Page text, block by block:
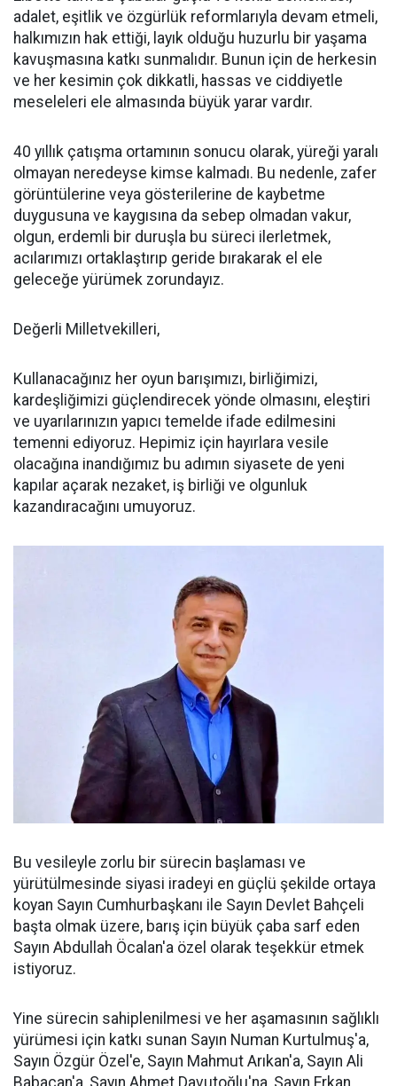
adalet, eşitlik ve özgürlük reformlarıyla devam etmeli,
halkımızın hak ettiği, layık olduğu huzurlu bir yaşama
kavuşmasına katkı sunmalıdır. Bunun için de herkesin
ve her kesimin çok dikkatli, hassas ve ciddiyetle
meseleleri ele almasında büyük yarar vardır.
40 yıllık çatışma ortamının sonucu olarak, yüreği yaralı
olmayan neredeyse kimse kalmadı. Bu nedenle, zafer
görüntülerine veya gösterilerine de kaybetme
duygusuna ve kaygısına da sebep olmadan vakur,
olgun, erdemli bir duruşla bu süreci ilerletmek,
acılarımızı ortaklaştırıp geride bırakarak el ele
geleceğe yürümek zorundayız.
Değerli Milletvekilleri,
Kullanacağınız her oyun barışımızı, birliğimizi,
kardeşliğimizi güçlendirecek yönde olmasını, eleştiri
ve uyarılarınızın yapıcı temelde ifade edilmesini
temenni ediyoruz. Hepimiz için hayırlara vesile
olacağına inandığımız bu adımın siyasete de yeni
kapılar açarak nezaket, iş birliği ve olgunluk
kazandıracağını umuyoruz.
Bu vesileyle zorlu bir sürecin başlaması ve
yürütülmesinde siyasi iradeyi en güçlü şekilde ortaya
koyan Sayın Cumhurbaşkanı ile Sayın Devlet Bahçeli
başta olmak üzere, barış için büyük çaba sarf eden
Sayın Abdullah Öcalan'a özel olarak teşekkür etmek
istiyoruz.
Yine sürecin sahiplenilmesi ve her aşamasının sağlıklı
yürümesi için katkı sunan Sayın Numan Kurtulmuş'a,
Sayın Özgür Özel'e, Sayın Mahmut Arıkan'a, Sayın Ali
Babacan'a, Sayın Ahmet Davutoğlu'na, Sayın Erkan